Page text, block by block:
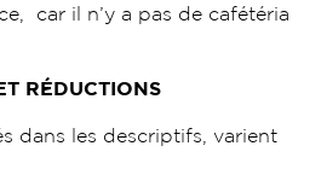
car il n’y a pas de cafétéria
RÉDUCTIONS
dans les descriptifs, varient